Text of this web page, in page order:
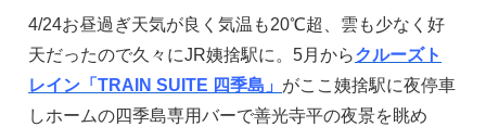
4/24お昼過ぎ天気が良く気温も20℃超、雲も少なく好
天だったので久々にJR姨捨駅に。5月からクルーズト
レイン「TRAIN SUITE 四季島」 がここ姨捨駅に夜停車
しホームの四季島専用バーで善光寺平の夜景を眺め